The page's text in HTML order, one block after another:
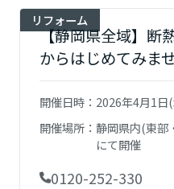
建築事例・建築実例
デザイナーズギャラリー
インテリア
住まいづくりガイド
店舗・各種施設
土地活用モデルルーム見学
土地活用実例
法人のお客さま
ミサワリフォームとは
リフォームの流れ
リフォームメニュー
リフォーム事例
事業用
複合開発・投資開発
複合開発事業（ASMACI-ア
再開発・官民連携事業
分譲マンション開発事業
収益不動産・投資開発事業
オーナーサポート
サポートメニュー
住まいるりんぐ（ロング
企業・IR情報
企業・IR
ニュース
展示場・イベント情報
カタログ請求
住まいのご相談
リフォーム
【静岡県全域】断
からはじめてみま
開催日時： 2026年4月1日
開催場所： 静岡県内(東部
にて開催
0120-252-330
栃木県
埼玉県
千葉県